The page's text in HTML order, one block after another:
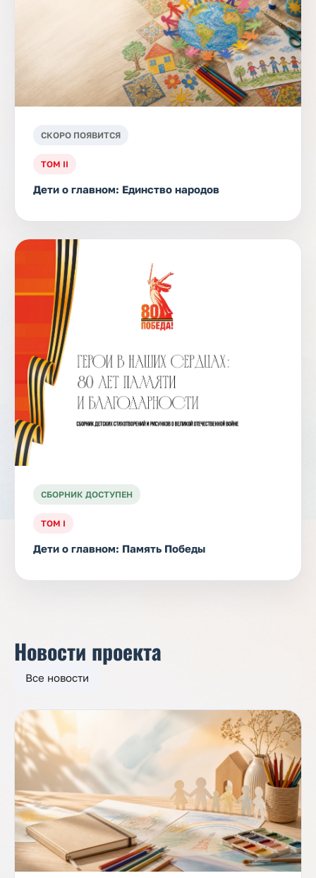
СКОРО ПОЯВИТСЯ
ТОМ II
Дети о главном: Единство народов
СБОРНИК ДОСТУПЕН
ТОМ I
Дети о главном: Память Победы
Новости проекта
Все новости